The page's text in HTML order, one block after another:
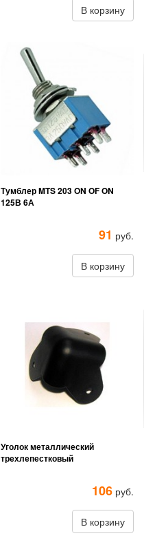
В корзину
Тумблер MTS 203 ON OF ON
125В 6А
91 руб.
В корзину
Уголок металлический
трехлепестковый
106 руб.
В корзину